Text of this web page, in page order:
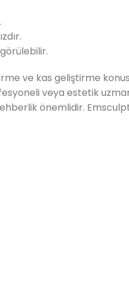
ve kas geliştirme
veya estetik
önemlidir.